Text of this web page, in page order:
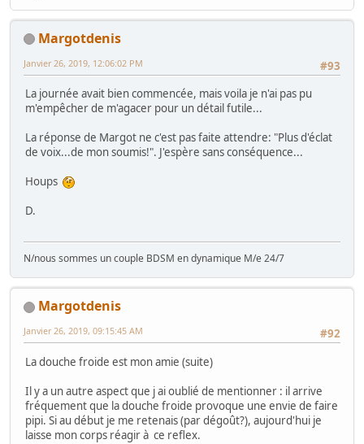
Margotdenis
#93
Janvier 26, 2019, 12:06:02 PM
La journée avait bien commencée, mais voila je n'ai pas pu
m'empêcher de m'agacer pour un détail futile...
La réponse de Margot ne c'est pas faite attendre: "Plus d'éclat
de voix...de mon soumis!". J'espère sans conséquence...
Houps
D.
N/nous sommes un couple BDSM en dynamique M/e 24/7
Margotdenis
#92
Janvier 26, 2019, 09:15:45 AM
La douche froide est mon amie (suite)
Il y a un autre aspect que j ai oublié de mentionner : il arrive
fréquement que la douche froide provoque une envie de faire
pipi. Si au début je me retenais (par dégoût?), aujourd'hui je
laisse mon corps réagir à ce reflex.